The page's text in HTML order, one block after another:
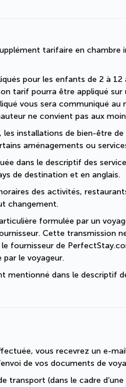
tarifaire en
pour les enfants de 2 à
tarif pourra être appliqué
vous sera communiqué
ne convient pas aux
les installations de bien-être
aménagements ou
dans le descriptif des
de destination et en anglais.
des activités,
changement.
formulée par un
Cette transmission
le fournisseur de
par le voyageur.
mentionné dans le descriptif
vous recevrez un e-
de vos documents de
transport (dans le cadre d’une